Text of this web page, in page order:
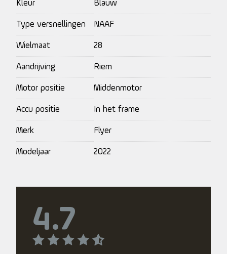
Kleur Blauw
Type versnellingen NAAF
Wielmaat 28
Aandrijving Riem
Motor positie Middenmotor
Accu positie In het frame
Merk Flyer
Modeljaar 2022
4.7